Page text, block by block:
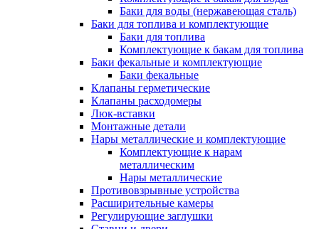
Баки для воды (нержавеющая сталь)
Баки для топлива и комплектующие
Баки для топлива
Комплектующие к бакам для топлива
Баки фекальные и комплектующие
Баки фекальные
Клапаны герметические
Клапаны расходомеры
Люк-вставки
Монтажные детали
Нары металлические и комплектующие
Комплектующие к нарам
металлическим
Нары металлические
Противовзрывные устройства
Расширительные камеры
Регулирующие заглушки